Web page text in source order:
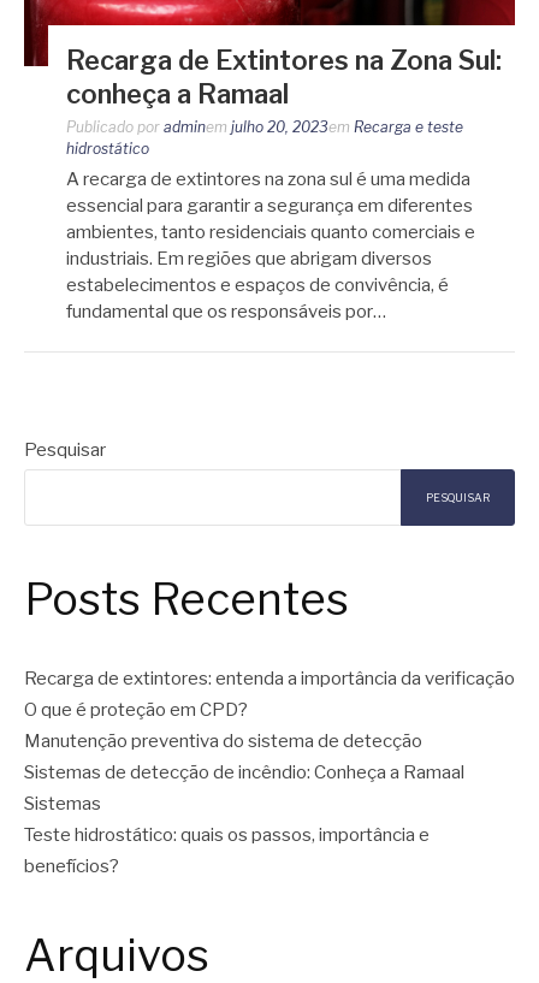
Recarga de Extintores na Zona Sul:
conheça a Ramaal
Publicado por adminem julho 20, 2023em Recarga e teste
hidrostático
A recarga de extintores na zona sul é uma medida
essencial para garantir a segurança em diferentes
ambientes, tanto residenciais quanto comerciais e
industriais. Em regiões que abrigam diversos
estabelecimentos e espaços de convivência, é
fundamental que os responsáveis por…
Pesquisar
PESQUISAR
Posts Recentes
Recarga de extintores: entenda a importância da verificação
O que é proteção em CPD?
Manutenção preventiva do sistema de detecção
Sistemas de detecção de incêndio: Conheça a Ramaal
Sistemas
Teste hidrostático: quais os passos, importância e
benefícios?
Arquivos